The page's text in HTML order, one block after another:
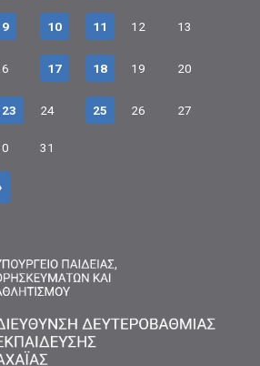
9 10 11 12 13
17 18 19 20
23 24 25 26 27
31